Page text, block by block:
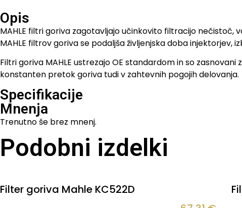
Opis
MAHLE filtri goriva zagotavljajo učinkovito filtracijo
MAHLE filtrov goriva se podaljša življenjska doba
Filtri goriva MAHLE ustrezajo OE standardom in so
konstanten pretok goriva tudi v zahtevnih pogojih delovanja.
Specifikacije
Mnenja
Trenutno še brez mnenj.
Podobni izdelki
Filter goriva Mahle KC522D